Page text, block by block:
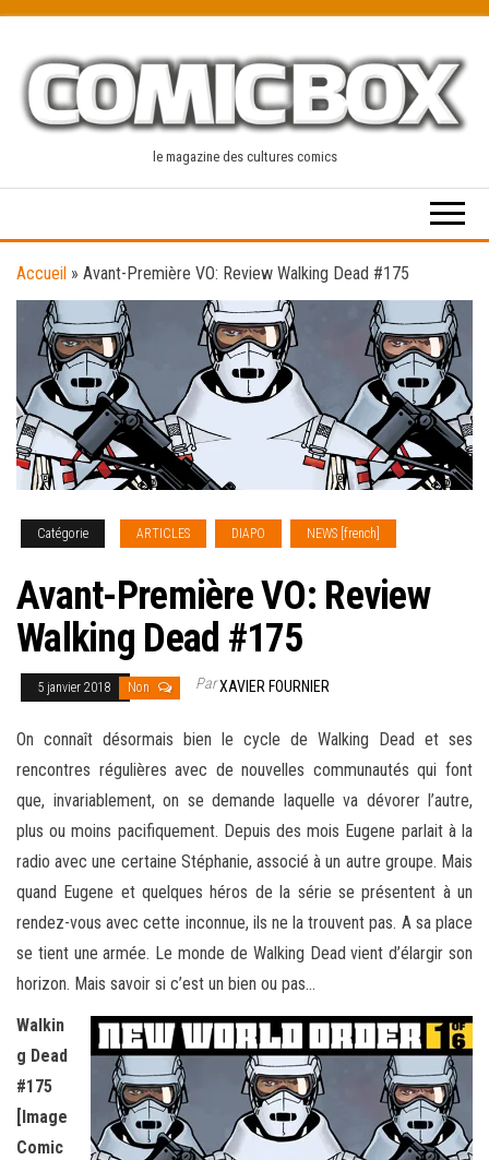
content
le magazine des cultures comics
Accueil » Avant-Première VO: Review Walking Dead #175
Catégorie ARTICLES DIAPO NEWS [french]
Avant-Première VO: Review
Walking Dead #175
5 janvier 2018 Non ParXAVIER FOURNIER
On connaît désormais bien le cycle de Walking Dead et ses
rencontres régulières avec de nouvelles communautés qui font
que, invariablement, on se demande laquelle va dévorer l’autre,
plus ou moins pacifiquement. Depuis des mois Eugene parlait à la
radio avec une certaine Stéphanie, associé à un autre groupe. Mais
quand Eugene et quelques héros de la série se présentent àun
rendez-vous avec cette inconnue, ils ne la trouvent pas. A sa place
se tient une armée. Le monde de Walking Dead vient d’élargir son
horizon. Mais savoir si c’est un bien ou pas…
Walkin
g Dead
#175
[Image
Comic